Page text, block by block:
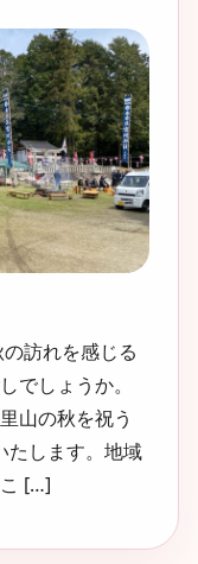
訪れを感じる
でしょうか。
山の秋を祝う
たします。地域
[…]